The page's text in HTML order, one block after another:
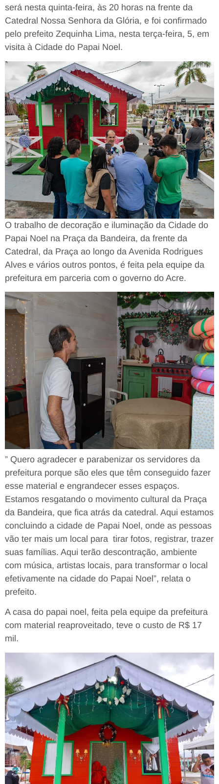
será nesta quinta-feira, às 20 horas na frente da
Catedral Nossa Senhora da Glória, e foi confirmado
pelo prefeito Zequinha Lima, nesta terça-feira, 5, em
visita à Cidade do Papai Noel.
O trabalho de decoração e iluminação da Cidade do
Papai Noel na Praça da Bandeira, da frente da
Catedral, da Praça ao longo da Avenida Rodrigues
Alves e vários outros pontos, é feita pela equipe da
prefeitura em parceria com o governo do Acre.
” Quero agradecer e parabenizar os servidores da
prefeitura porque são eles que têm conseguido fazer
esse material e engrandecer esses espaços.
Estamos resgatando o movimento cultural da Praça
da Bandeira, que fica atrás da catedral. Aqui estamos
concluindo a cidade de Papai Noel, onde as pessoas
vão ter mais um local para tirar fotos, registrar, trazer
suas famílias. Aqui terão descontração, ambiente
com música, artistas locais, para transformar o local
efetivamente na cidade do Papai Noel”, relata o
prefeito.
A casa do papai noel, feita pela equipe da prefeitura
com material reaproveitado, teve o custo de R$ 17
mil.